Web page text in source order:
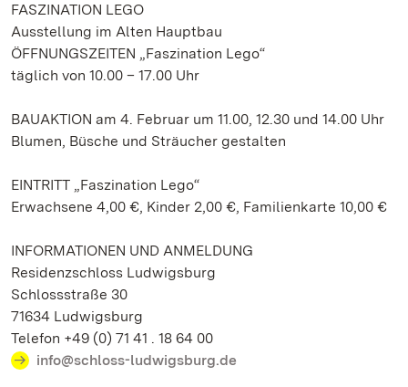
FASZINATION LEGO
Ausstellung im Alten Hauptbau
ÖFFNUNGSZEITEN „Faszination Lego“
täglich von 10.00 – 17.00 Uhr
BAUAKTION am 4. Februar um 11.00, 12.30 und 14.00 Uhr
Blumen, Büsche und Sträucher gestalten
EINTRITT „Faszination Lego“
Erwachsene 4,00 €, Kinder 2,00 €, Familienkarte 10,00 €
INFORMATIONEN UND ANMELDUNG
Residenzschloss Ludwigsburg
Schlossstraße 30
71634 Ludwigsburg
Telefon +49 (0) 71 41 . 18 64 00
info@schloss-ludwigsburg.de